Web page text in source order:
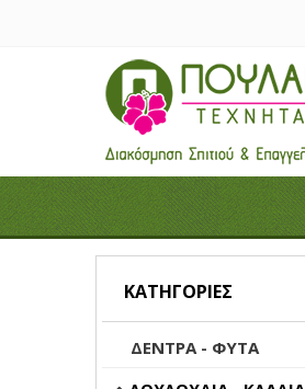
ΚΑΤΗΓΟΡΊΕΣ
ΔΕΝΤΡΑ - ΦΥΤΑ